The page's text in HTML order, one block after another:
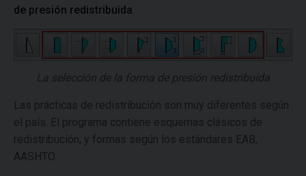
de presión redistribuida
La selección de la forma de presión redistribuida
Las prácticas de redistribución son muy diferentes según
el país. El programa contiene esquemas clásicos de
redistribución, y formas según los estándares EAB,
AASHTO.